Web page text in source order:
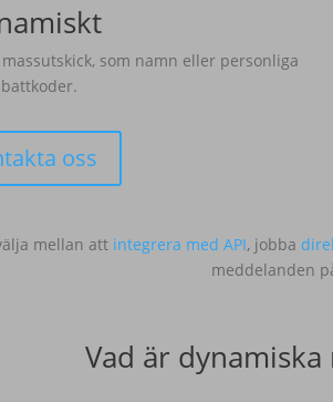
som namn eller personliga
oss
mellan att integrera med API, jobba
meddelanden
Vad är dynamiska